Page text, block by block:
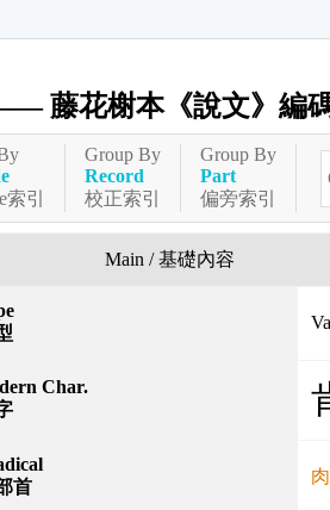
藤花榭本《說文》編
引
Group By
Record
校正索引
Group By
Part
偏旁索引
Main / 基礎內容
Char.
首
肉